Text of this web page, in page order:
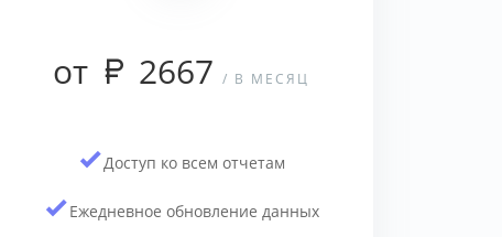
от 2667 / В МЕСЯЦ
Доступ ко всем отчетам
Ежедневное обновление данных